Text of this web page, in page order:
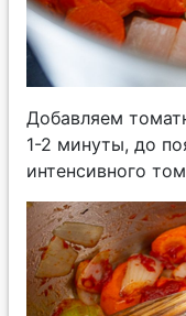
Добавляем
1-2 минуты, до
интенсивного